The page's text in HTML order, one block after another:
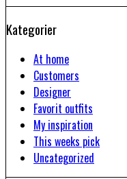
Kategorier
At home
Customers
Designer
Favorit outfits
My inspiration
This weeks pick
Uncategorized